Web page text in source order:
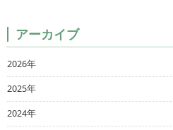
アーカイブ
2026年
2025年
2024年